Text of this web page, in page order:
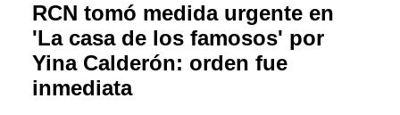
RCN tomó medida urgente en
'La casa de los famosos' por
Yina Calderón: orden fue
inmediata